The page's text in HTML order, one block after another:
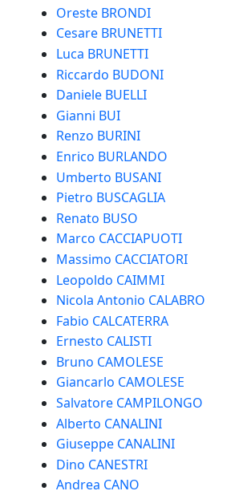
Oreste BRONDI
Cesare BRUNETTI
Luca BRUNETTI
Riccardo BUDONI
Daniele BUELLI
Gianni BUI
Renzo BURINI
Enrico BURLANDO
Umberto BUSANI
Pietro BUSCAGLIA
Renato BUSO
Marco CACCIAPUOTI
Massimo CACCIATORI
Leopoldo CAIMMI
Nicola Antonio CALABRO
Fabio CALCATERRA
Ernesto CALISTI
Bruno CAMOLESE
Giancarlo CAMOLESE
Salvatore CAMPILONGO
Alberto CANALINI
Giuseppe CANALINI
Dino CANESTRI
Andrea CANO